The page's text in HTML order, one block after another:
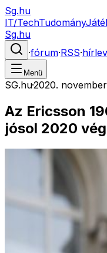
Sg.hu
IT/TechTudomány
Sg.hu
·fórum·RSS·
Menü
SG.hu·2020.
Az Ericsson
jósol 2020